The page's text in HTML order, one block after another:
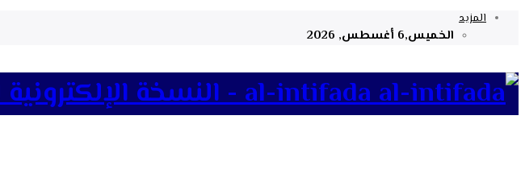
المزيد
الخميس,6 أغسطس, 2026
al-intifada - النسخة الإلكترونية لجريدة الانتفاضة